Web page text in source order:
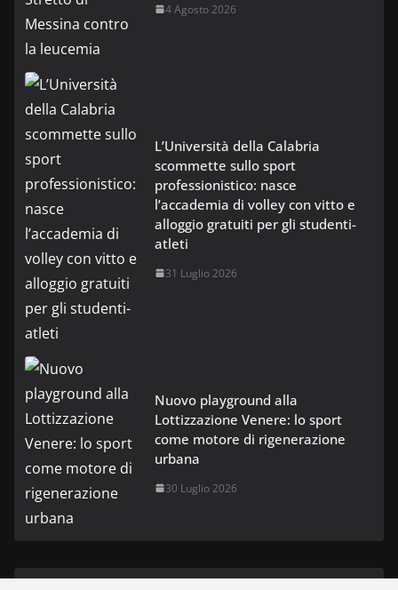
4 Agosto 2026
L’Università della Calabria
scommette sullo sport
professionistico: nasce
l’accademia di volley con vitto e
alloggio gratuiti per gli studenti-
atleti
31 Luglio 2026
Nuovo playground alla
Lottizzazione Venere: lo sport
come motore di rigenerazione
urbana
30 Luglio 2026